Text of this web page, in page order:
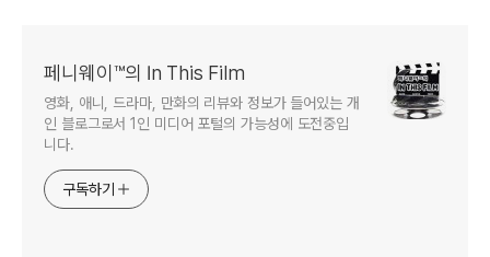
페니웨이™의 In This Film
영화, 애니, 드라마, 만화의 리뷰와 정보가 들어있는 개
인 블로그로서 1인 미디어 포털의 가능성에 도전중입
니다.
구독하기